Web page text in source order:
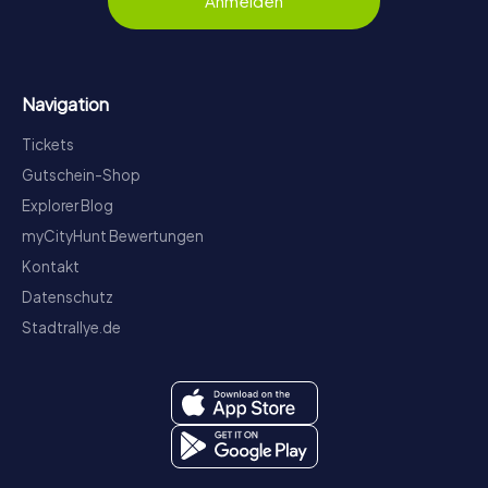
Navigation
Tickets
Gutschein-Shop
Explorer Blog
myCityHunt Bewertungen
Kontakt
Datenschutz
Stadtrallye.de